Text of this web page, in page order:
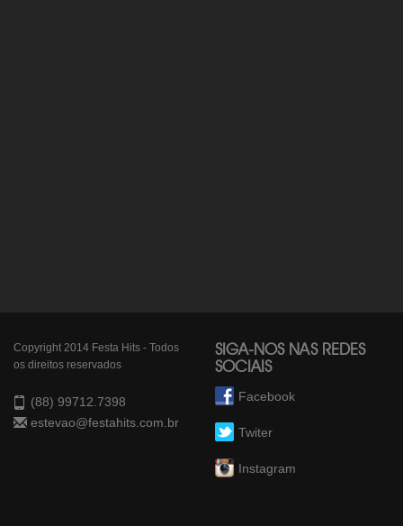
Copyright 2014 Festa Hits - Todos
os direitos reservados
(88) 99712.7398
estevao@festahits.com.br
SIGA-NOS NAS REDES
SOCIAIS
Facebook
Twiter
Instagram